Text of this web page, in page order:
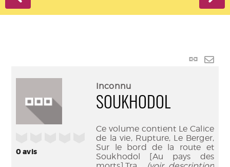
Lien
0avis
Inconnu
SOUKHODOL
Ce volume contient Le Calice
de la vie, Rupture, Le Berger,
Sur le bord de la route et
Soukhodol [Au pays des